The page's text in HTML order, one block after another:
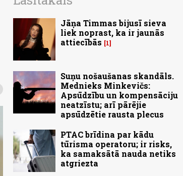
Jāņa Timmas bijusī sieva
liek noprast, ka ir jaunās
attiecībās
1
Suņu nošaušanas skandāls.
Mednieks Minkevičs:
Apsūdzību un kompensāciju
neatzīstu; arī pārējie
apsūdzētie rausta plecus
PTAC brīdina par kādu
tūrisma operatoru; ir risks,
ka samaksātā nauda netiks
atgriezta